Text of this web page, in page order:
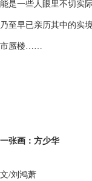
能是一些人眼里不切实
乃至早已亲历其中的实
市蜃楼……
一张画：方少华
文/刘鸿萧